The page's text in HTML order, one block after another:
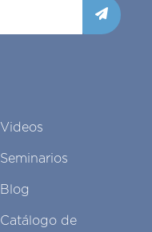
Videos
Seminarios
Blog
Catálogo de